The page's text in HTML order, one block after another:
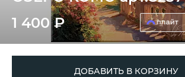
1 400 ₽
ДОБАВИТЬ В КОРЗИНУ